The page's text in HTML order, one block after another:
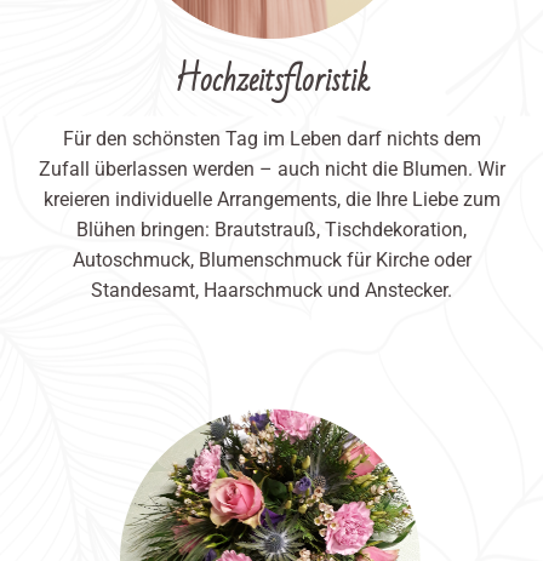
Hochzeitsfloristik
Für den schönsten Tag im Leben darf nichts dem
Zufall überlassen werden – auch nicht die Blumen. Wir
kreieren individuelle Arrangements, die Ihre Liebe zum
Blühen bringen: Brautstrauß, Tischdekoration,
Autoschmuck, Blumenschmuck für Kirche oder
Standesamt, Haarschmuck und Anstecker.